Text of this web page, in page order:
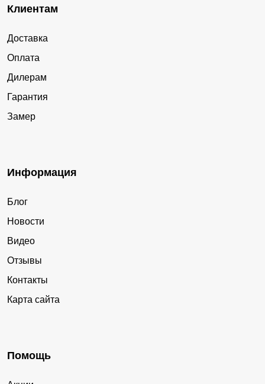
Клиентам
Доставка
Оплата
Дилерам
Гарантия
Замер
Информация
Блог
Новости
Видео
Отзывы
Контакты
Карта сайта
Помощь